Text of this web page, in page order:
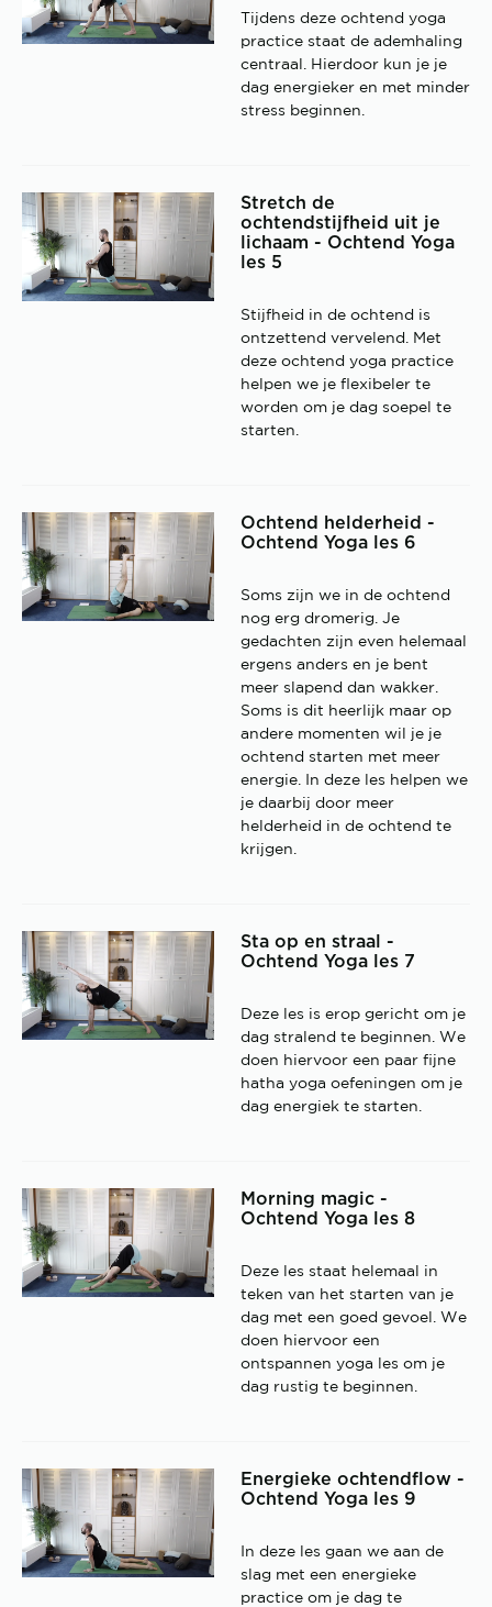
Tijdens deze ochtend yoga
practice staat de ademhaling
centraal. Hierdoor kun je je
dag energieker en met minder
stress beginnen.
Stretch de
ochtendstijfheid uit je
lichaam - Ochtend Yoga
les 5
Stijfheid in de ochtend is
ontzettend vervelend. Met
deze ochtend yoga practice
helpen we je flexibeler te
worden om je dag soepel te
starten.
Ochtend helderheid -
Ochtend Yoga les 6
Soms zijn we in de ochtend
nog erg dromerig. Je
gedachten zijn even helemaal
ergens anders en je bent
meer slapend dan wakker.
Soms is dit heerlijk maar op
andere momenten wil je je
ochtend starten met meer
energie. In deze les helpen we
je daarbij door meer
helderheid in de ochtend te
krijgen.
Sta op en straal -
Ochtend Yoga les 7
Deze les is erop gericht om je
dag stralend te beginnen. We
doen hiervoor een paar fijne
hatha yoga oefeningen om je
dag energiek te starten.
Morning magic -
Ochtend Yoga les 8
Deze les staat helemaal in
teken van het starten van je
dag met een goed gevoel. We
doen hiervoor een
ontspannen yoga les om je
dag rustig te beginnen.
Energieke ochtendflow -
Ochtend Yoga les 9
In deze les gaan we aan de
slag met een energieke
practice om je dag te